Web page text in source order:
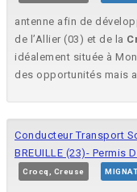
antenne afin de
de l’Allier (03) et de la
idéalement située à
des opportunités mais
Conducteur Transport
BREUILLE (23)- Permis
Crocq, Creuse